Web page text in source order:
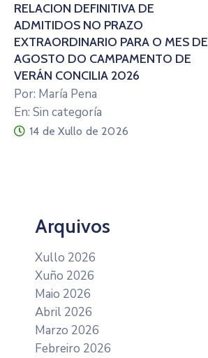
RELACIÓN DEFINITIVA DE
ADMITIDOS NO PRAZO
EXTRAORDINARIO PARA O MES DE
AGOSTO DO CAMPAMENTO DE
VERÁN CONCILIA 2026
Por: María Pena
En: Sin categoría
14 de Xullo de 2026
Arquivos
Xullo 2026
Xuño 2026
Maio 2026
Abril 2026
Marzo 2026
Febreiro 2026